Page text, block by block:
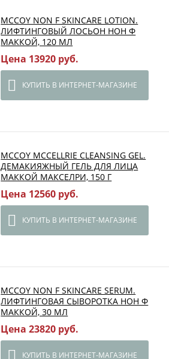
MCCOY NON F SKINCARE LOTION.
ЛИФТИНГОВЫЙ ЛОСЬОН НОН Ф
МАККОЙ, 120 МЛ
Цена 13920 руб.
КУПИТЬ В ИНТЕРНЕТ-МАГАЗИНЕ
MCCOY MCCELLRIE CLEANSING GEL.
ДЕМАКИЯЖНЫЙ ГЕЛЬ ДЛЯ ЛИЦА
МАККОЙ МАКСЕЛРИ, 150 Г
Цена 12560 руб.
КУПИТЬ В ИНТЕРНЕТ-МАГАЗИНЕ
MCCOY NON F SKINCARE SERUM.
ЛИФТИНГОВАЯ СЫВОРОТКА НОН Ф
МАККОЙ, 30 МЛ
Цена 23820 руб.
КУПИТЬ В ИНТЕРНЕТ-МАГАЗИНЕ